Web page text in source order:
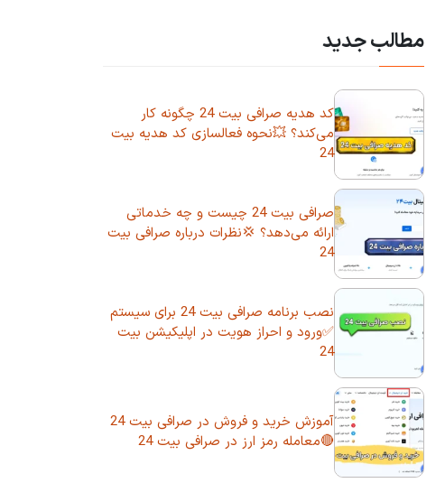
مطالب جدید
کد هدیه صرافی بیت 24 چگونه کار
می‌کند؟ 💥نحوه فعالسازی کد هدیه بیت
24
صرافی بیت 24 چیست و چه خدماتی
ارائه می‌دهد؟ 💢نظرات درباره صرافی بیت
24
نصب برنامه صرافی بیت 24 برای سیستم
✅ورود و احراز هویت در اپلیکیشن بیت
24
آموزش خرید و فروش در صرافی بیت 24
🔴معامله رمز ارز در صرافی بیت 24